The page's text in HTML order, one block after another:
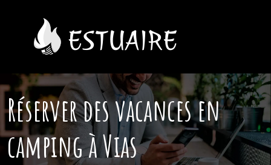
Réserver des vacances en
camping à Vias